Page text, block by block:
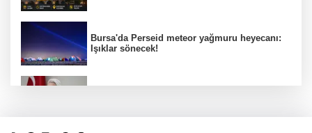
Bursa'da Perseid meteor yağmuru heyecanı:
Işıklar sönecek!